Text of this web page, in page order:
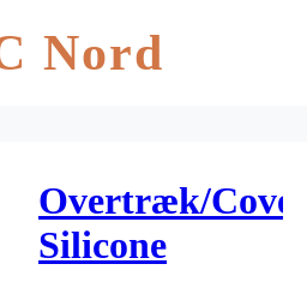
Nord
Overtræk/
Silicone